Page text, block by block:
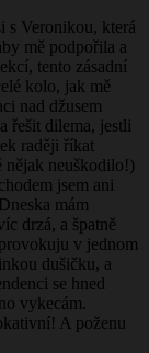
s Veronikou, která
mě podpořila a
tento zásadní
kolo, jak mě
nad džusem
řešit dilema, jestli
raději říkat
nějak neuškodilo!)
jsem ani
mám
drzá, a špatně
v jednom
dušičku, a
se hned
vykecám.
A poženu